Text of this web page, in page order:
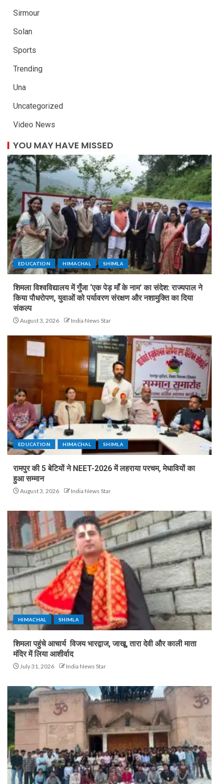
Sirmour
Solan
Sports
Trending
Una
Uncategorized
Video News
YOU MAY HAVE MISSED
EDUCATION HIMACHAL SHIMLA
शिमला विश्वविद्यालय में गुँजा ‘एक पेड़ माँ के नाम’ का संदेश: राज्यपाल ने
किया पौधरोपण, युवाओं को पर्यावरण संरक्षण और नशामुक्ति का दिया
संकल्प
August 3, 2026 India News Star
EDUCATION HIMACHAL SHIMLA
रामपुर की 5 बेटियों ने NEET-2026 में लहराया परचम, मेधावियों का
हुआ सम्मान
August 3, 2026 India News Star
HIMACHAL SHIMLA
शिमला पहुंचे आचार्य विजय भारद्वाज, जाखू, तारा देवी और काली माता
मंदिर में लिया आशीर्वाद
July 31, 2026 India News Star